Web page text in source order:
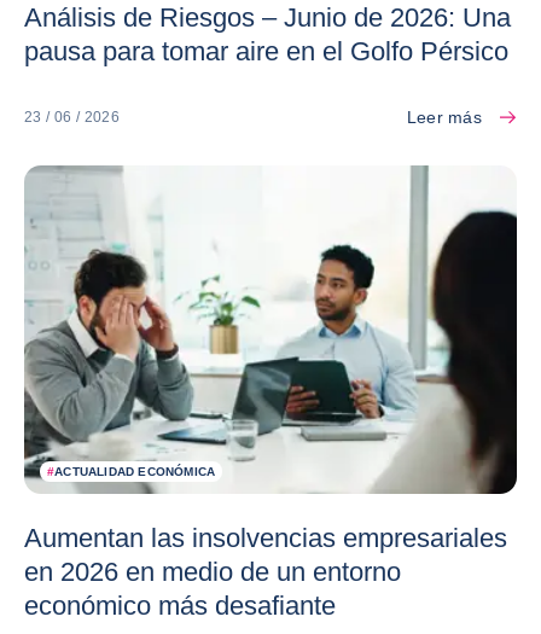
Análisis de Riesgos – Junio de 2026: Una
pausa para tomar aire en el Golfo Pérsico
23 / 06 / 2026 Leer más
#ACTUALIDAD ECONÓMICA
Aumentan las insolvencias empresariales
en 2026 en medio de un entorno
económico más desafiante